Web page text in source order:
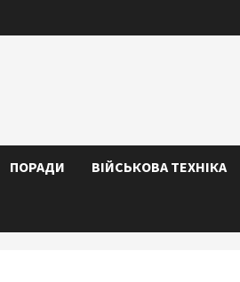
ПОРАДИ ВІЙСЬКОВА ТЕХНІКА